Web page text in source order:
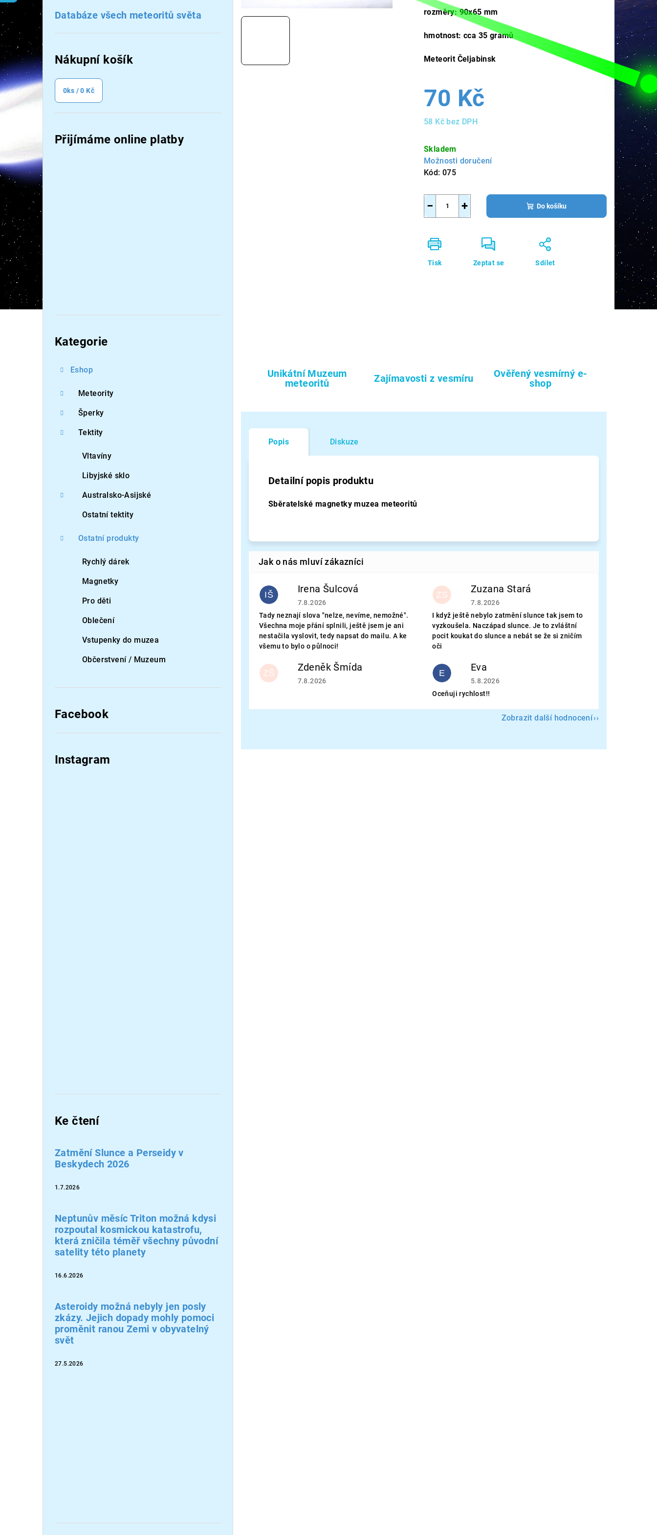
í
p
a
Databáze všech meteoritů světa
Nákupní košík
0ks /0 Kč
Přijímáme online platby
Kategorie
Eshop
Meteority
Šperky
Tektity
Vltavíny
Libyjské sklo
Australsko-Asijské
Ostatní tektity
Ostatní produkty
Rychlý dárek
Magnetky
Pro děti
Oblečení
Vstupenky do muzea
Občerstvení / Muzeum
Facebook
Instagram
Ke čtení
Zatmění Slunce a Perseidy v
Beskydech 2026
1.7.2026
Neptunův měsíc Triton možná kdysi
rozpoutal kosmickou katastrofu,
která zničila téměř všechny původní
satelity této planety
16.6.2026
Asteroidy možná nebyly jen posly
zkázy. Jejich dopady mohly pomoci
proměnit ranou Zemi v obyvatelný
svět
27.5.2026
rozměry: 90x65 mm
hmotnost: cca 35 gramů
Meteorit Čeljabinsk
70 Kč
58 Kč bez DPH
cena:
Skladem
Možnosti doručení
Kód: 075
+
− Do košíku
Tisk Zeptat se Sdílet
Unikátní Muzeum
meteoritů
Zajímavosti z vesmíru
Ověřený vesmírný e-
shop
Popis Diskuze
Detailní popis produktu
Sběratelské magnetky muzea meteoritů
IŠ Irena Šulcová
Hodnocení obchodu je 5 z 5 hvězdiček.
7.8.2026
Tady neznají slova "nelze, nevíme, nemožné".
Všechna moje přání splnili, ještě jsem je ani
nestačila vyslovit, tedy napsat do mailu. A ke
všemu to bylo o půlnoci!
ZS Zuzana Stará
Hodnocení obchodu je 5 z 5 hvězdiček.
7.8.2026
I když ještě nebylo zatmění slunce tak jsem to
vyzkoušela. Naczápad slunce. Je to zvláštní
pocit koukat do slunce a nebát se že si zničím
oči
ZŠ Zdeněk Šmída
Hodnocení obchodu je 5 z 5 hvězdiček.
7.8.2026
E Eva
Hodnocení obchodu je 5 z 5 hvězdiček.
5.8.2026
Oceňuji rychlost!!
Zobrazit další hodnocení